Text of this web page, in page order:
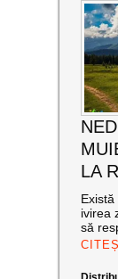
LA
ivirea
să